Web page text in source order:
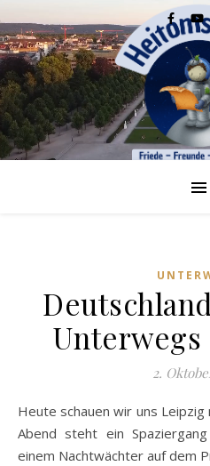
2.
Heute schauen wir uns Leipzig mal vom Wasser aus an. Am
Abend steht ein
einem Nachtwächter auf dem